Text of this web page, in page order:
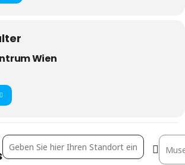
Wien
Address - Tatiana Bilbao Estudio [sgeQybuof]